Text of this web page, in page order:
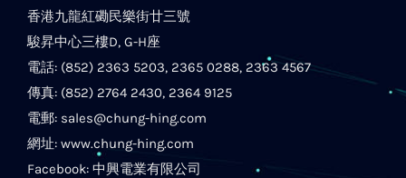
香港九龍紅磡民樂街廿三號
駿昇中心三樓D, G-H座
電話: (852) 2363 5203, 2365 0288, 2363 4567
傳真: (852) 2764 2430, 2364 9125
電郵: sales@chung-hing.com
網址: www.chung-hing.com
Facebook: 中興電業有限公司